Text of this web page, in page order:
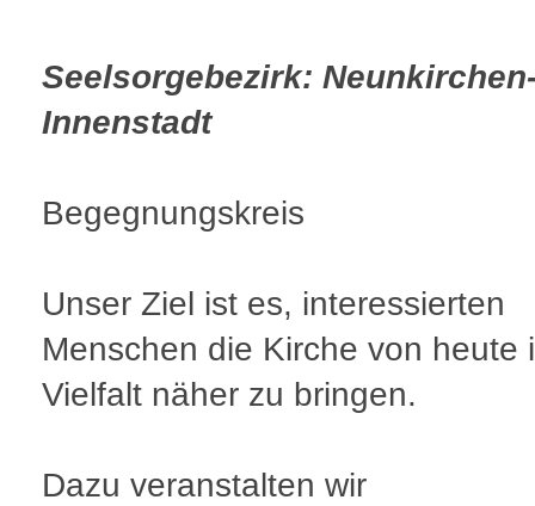
Seelsorgebezirk:
Innenstadt
Begegnungskreis
Unser Ziel ist es, interessierten
Menschen die Kirche von heute
Vielfalt näher zu bringen.
Dazu veranstalten wir